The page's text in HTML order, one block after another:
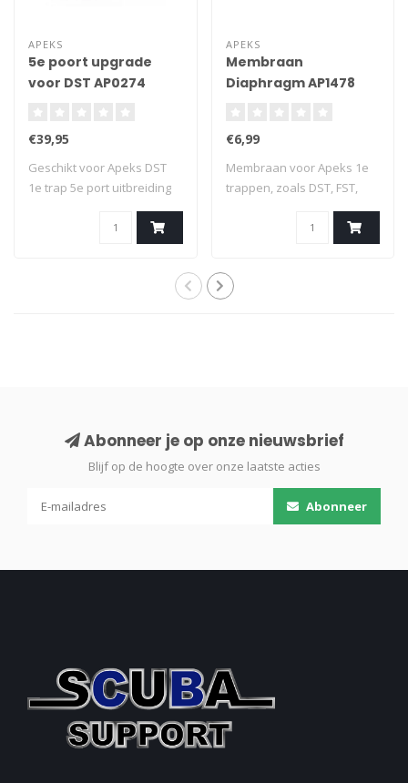
APEKS
5e poort upgrade
voor DST AP0274
€39,95
Geschikt voor Apeks DST
1e trap 5e port uitbreiding
APEKS
Membraan
Diaphragm AP1478
€6,99
Membraan voor Apeks 1e
trappen, zoals DST, FST,
Abonneer je op onze nieuwsbrief
Blijf op de hoogte over onze laatste acties
Abonneer